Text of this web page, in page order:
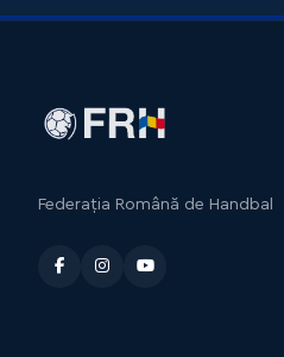
Federația Română de Handbal